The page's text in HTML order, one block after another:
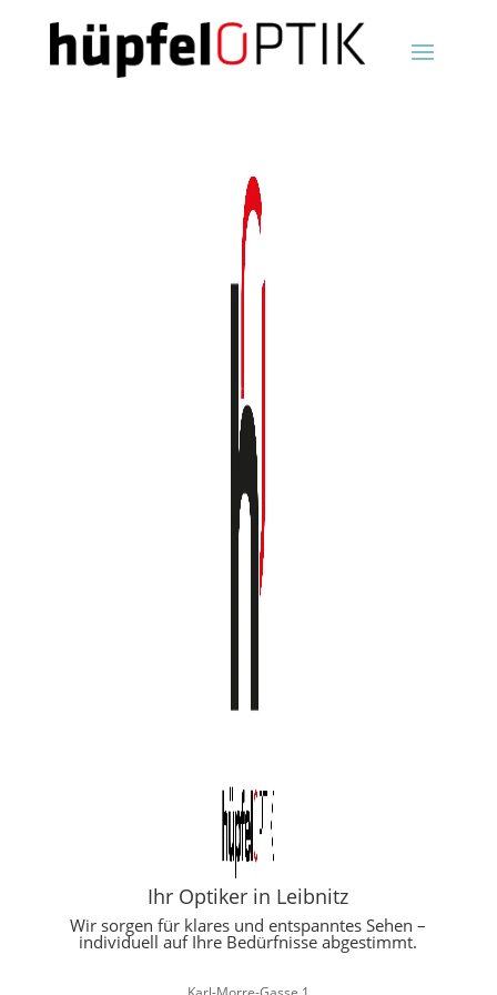
Ihr Optiker in Leibnitz
Wir sorgen für klares und entspanntes Sehen –
individuell auf Ihre Bedürfnisse abgestimmt.